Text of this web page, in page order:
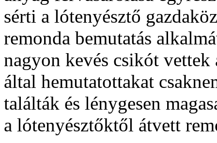
sérti a lótenyésztő
remonda bemutatás
nagyon kevés csikót
által hemutatottakat
találták és lénygesen
a lótenyésztőktől átvett